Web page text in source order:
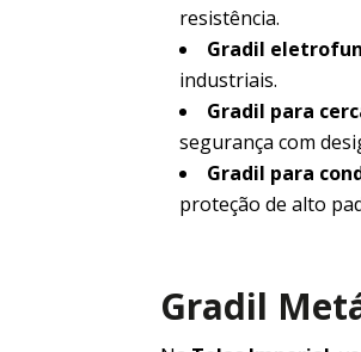
resistência.
Gradil
industriais.
Gradil para
segurança com
Gradil para
proteção de alto
Gradil